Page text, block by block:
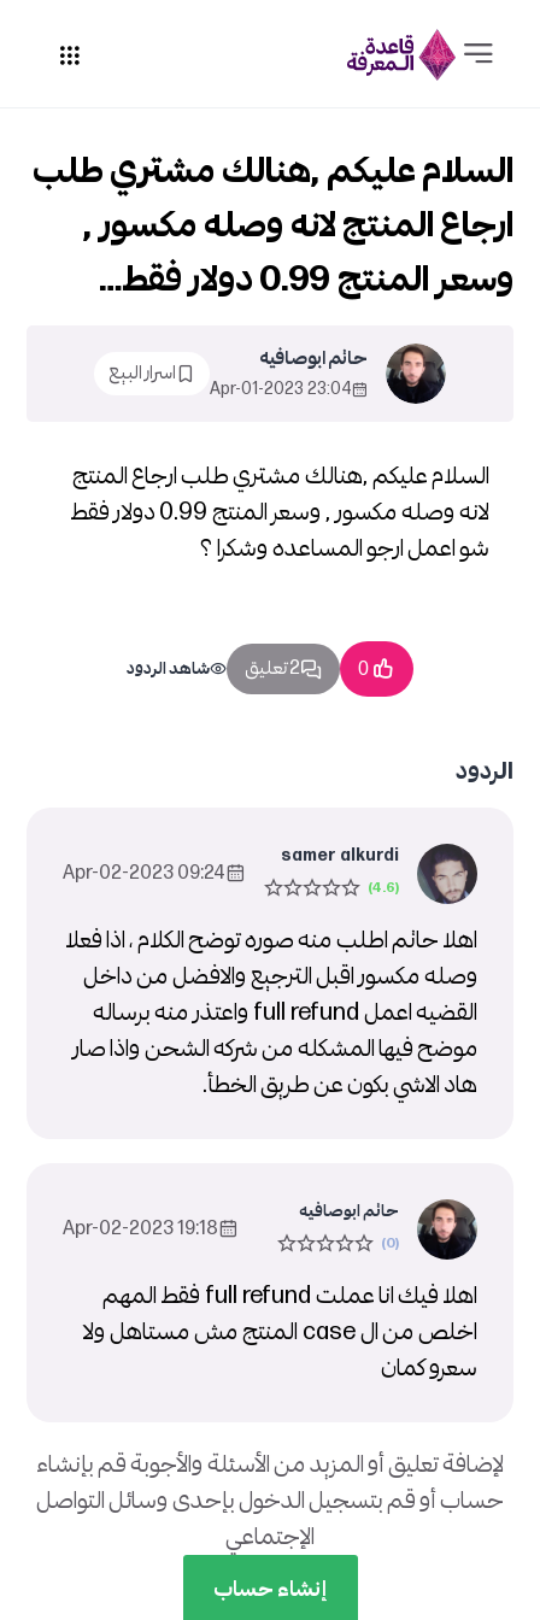
السلام عليكم ,هنالك مشتري طلب ارجاع المنتج
لانه وصله مكسور , وسعر المنتج 0.99 دولار فقط
شو اعمل ارجو المساعده وشكرا ؟
السلام عليكم ,هنالك مشتري طلب
ارجاع المنتج لانه وصله مكسور ,
وسعر المنتج 0.99 دولار فقط…
حاتم ابوصافيه
23:04 2023-Apr-01
اسرار البيع
0 2 تعليق شاهد الردود
الردود
samer alkurdi
09:24 2023-Apr-02
اهلا حاتم اطلب منه صوره توضح الكلام ، اذا فعلا
وصله مكسور اقبل الترجيع والافضل من داخل
القضيه اعمل full refund واعتذر منه برساله
موضح فيها المشكله من شركه الشحن واذا صار
هاد الاشي بكون عن طريق الخطأ.
حاتم ابوصافيه
19:18 2023-Apr-02
اهلا فيك انا عملت full refund فقط المهم
اخلص من ال case المنتج مش مستاهل ولا
سعرو كمان
لإضافة تعليق أو المزيد من الأسئلة والأجوبة قم بإنشاء
حساب أو قم بتسجيل الدخول بإحدى وسائل التواصل
الإجتماعي
إنشاء حساب